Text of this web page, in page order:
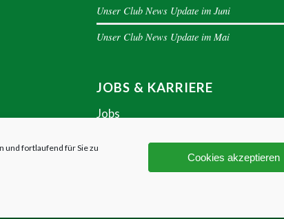
und fortlaufend für Sie zu
Cookies akzeptieren
Unser Club News Update im Juni
Unser Club News Update im Mai
JOBS & KARRIERE
Jobs